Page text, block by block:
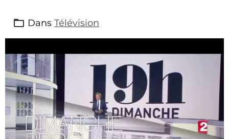
Dans Télévision